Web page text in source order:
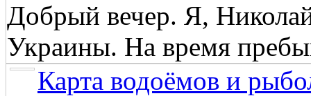
Добрый вечер. Я,
Украины. На время
Карта водоёмов и